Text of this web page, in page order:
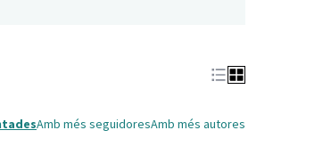
Amb més seguidoresAmb més autores